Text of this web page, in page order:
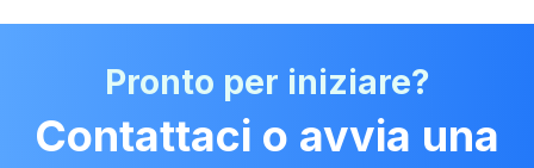
Pronto per iniziare?
Contattaci o avvia una